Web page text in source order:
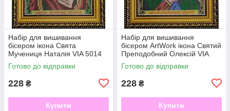
Набір для вишивання
бісером ікона Свята
Мучениця Наталія VIA 5014
Готово до відправки
228 ₴
Купити
Набір для вишивання
бісером ArtWork ікона Святий
Преподобний Олексій VIA
5015
Готово до відправки
228 ₴
Купити